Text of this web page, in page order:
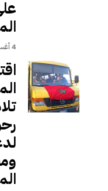
4 أغسطس، 2026